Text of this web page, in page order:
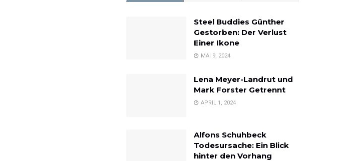
Steel Buddies Günther
Gestorben: Der Verlust
Einer Ikone
MAI 9, 2024
Lena Meyer-Landrut und
Mark Forster Getrennt
APRIL 1, 2024
Alfons Schuhbeck
Todesursache: Ein Blick
hinter den Vorhang